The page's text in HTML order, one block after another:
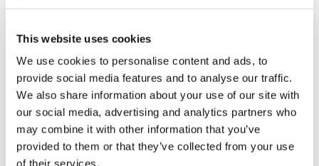
This website uses cookies
We use cookies to personalise content and ads, to
provide social media features and to analyse our traffic.
We also share information about your use of our site with
our social media, advertising and analytics partners who
may combine it with other information that you’ve
provided to them or that they’ve collected from your use
of their services.
polymeren; het is een monomeer voor de productie van
Adipinezuur is verwerkt in matrixtabletten met gereguleerde
afgifte om pH-onafhankelijke afgifte te verkrijgen voor zowel
zwak basische als zwak zure geneesmiddelen. Het is ook
opgenomen in de polymere bekleding van hydrofiele
monolithische systemen om de intragel-pH te moduleren, wat
resulteert in een vrijgaveafgifte van een hydrofiel geneesmiddel.
De desintegratie bij darm pH van de enterische polymeer